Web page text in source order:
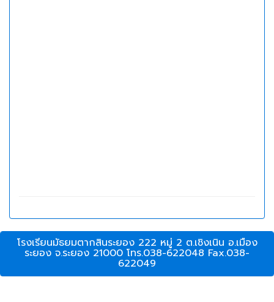
โรงเรียนมัธยมตากสินระยอง 222 หมู่ 2 ต.เชิงเนิน อ.เมือง
ระยอง จ.ระยอง 21000 โทร.038-622048 Fax.038-
622049